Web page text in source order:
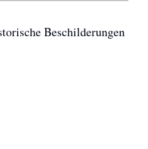
Beschilderungen